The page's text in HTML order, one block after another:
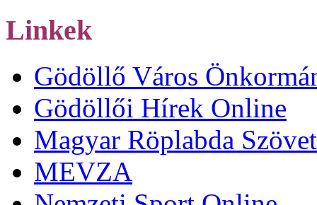
Linkek
Gödöllő Város
Gödöllői Hírek Online
Magyar Röplabda
MEVZA